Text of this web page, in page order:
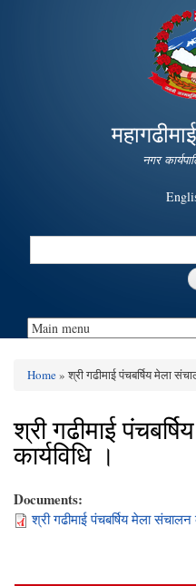
Skip to
main
content
नगर
Search
You are here
Home» श्री गढीमाई पंचबर्षिय मेला
श्री गढीमाई
कार्यविधि ।
Documents:
श्री गढीमाई पंचबर्षिय मेला संचालन